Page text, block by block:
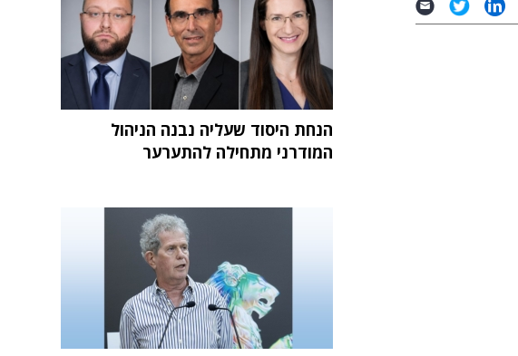
הנחת היסוד שעליה נבנה הניהול
המודרני מתחילה להתערער